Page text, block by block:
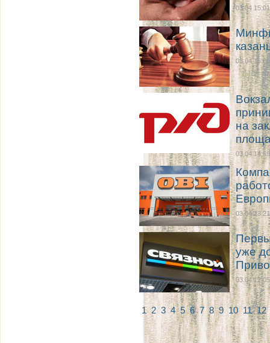
03.04 15:01
03.04 15:00
на
03.04 14:59
03.04 13:21
уже
03.04 12:05
123456789101112